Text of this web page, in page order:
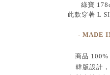
綠寶
此款穿著 L
- MADE
商品
韓版設計